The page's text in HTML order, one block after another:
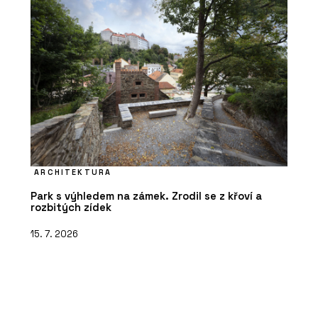
ARCHITEKTURA
Park s výhledem na zámek. Zrodil se z křoví a
rozbitých zídek
15. 7. 2026